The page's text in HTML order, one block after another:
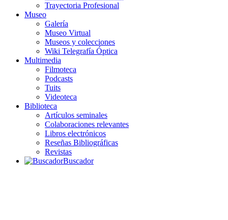
Trayectoria Profesional
Museo
Galería
Museo Virtual
Museos y colecciones
Wiki Telegrafía Óptica
Multimedia
Filmoteca
Podcasts
Tuits
Videoteca
Biblioteca
Artículos seminales
Colaboraciones relevantes
Libros electrónicos
Reseñas Bibliográficas
Revistas
Buscador